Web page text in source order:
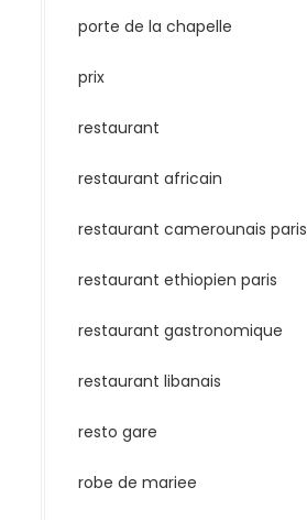
porte de la chapelle
prix
restaurant
restaurant africain
restaurant camerounais paris
restaurant ethiopien paris
restaurant gastronomique
restaurant libanais
resto gare
robe de mariee